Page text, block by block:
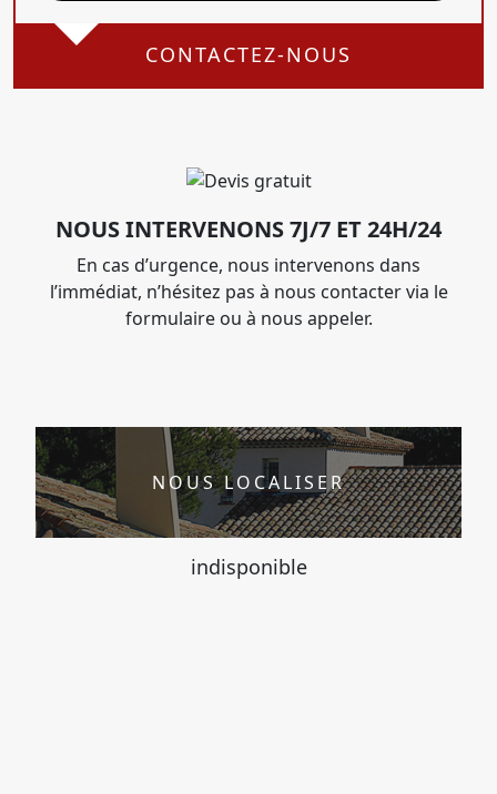
CONTACTEZ-NOUS
NOUS INTERVENONS 7J/7 ET 24H/24
En cas d’urgence, nous intervenons dans
l’immédiat, n’hésitez pas à nous contacter via le
formulaire ou à nous appeler.
NOUS LOCALISER
indisponible